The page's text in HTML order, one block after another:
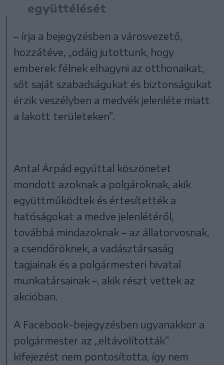
együttélését
– írja a bejegyzésben a városvezető,
hozzátéve, „odáig jutottunk, hogy
emberek félnek elhagyni az otthonaikat,
sőt saját szabadságukat és biztonságukat
érzik veszélyben a medvék jelenléte miatt
a lakott területeken”.
Antal Árpád egyúttal köszönetet
mondott azoknak a polgároknak, akik
együttműködtek és értesítették a
hatóságokat a medve jelenlétéről,
továbbá mindazoknak – az állatorvosnak,
a csendőröknek, a vadásztársaság
tagjainak és a polgármesteri hivatal
munkatársainak –, akik részt vettek az
akcióban.
A Facebook-bejegyzésben ugyanakkor a
polgármester az „eltávolították”
kifejezést nem pontosította, így nem